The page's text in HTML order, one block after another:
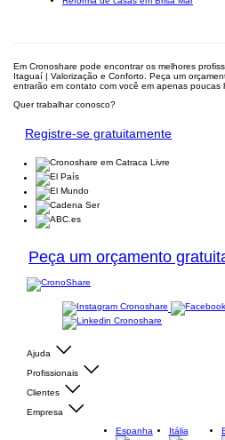
Em Cronoshare pode encontrar os melhores
Itaguaí | Valorização e Conforto. Peça um
entrarão em contato com você em apenas poucas
Quer trabalhar conosco?
Registre-se gratuitamente
Peça um orçamento
Ajuda
Profissionais
Clientes
Empresa
Espanha
Itália